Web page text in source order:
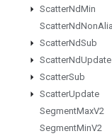
ScatterNdMin
ScatterNdNon
ScatterNdSub
ScatterNdUpdate
ScatterSub
ScatterUpdate
SegmentMaxV2
SegmentMinV2